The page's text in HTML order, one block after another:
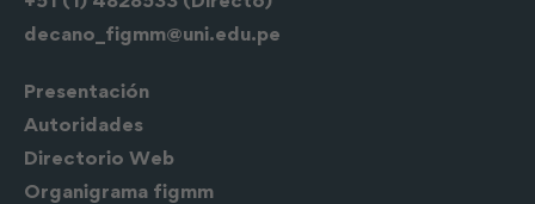
decano_figmm@uni.edu.pe
Presentación
Autoridades
Directorio Web
Organigrama figmm